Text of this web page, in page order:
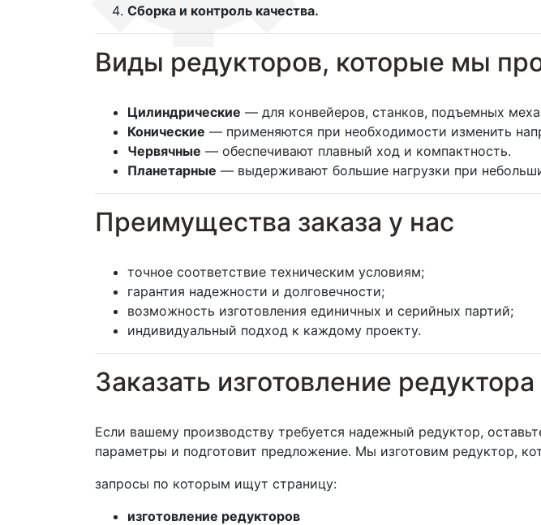
Сборка и контроль качества.
Виды редукторов, которые мы
Цилиндрические — для конвейеров, станков, подъемных
Конические — применяются при необходимости изменить
Червячные — обеспечивают плавный ход и компактность.
Планетарные — выдерживают большие нагрузки при
Преимущества заказа у нас
точное соответствие техническим условиям;
гарантия надежности и долговечности;
возможность изготовления единичных и серийных партий;
индивидуальный подход к каждому проекту.
Заказать изготовление редуктора
Если вашему производству требуется надежный редуктор,
параметры и подготовит предложение. Мы изготовим редуктор,
запросы по которым ищут страницу:
изготовление редукторов